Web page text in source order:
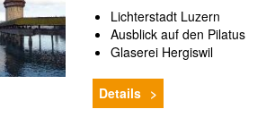
Lichterstadt Luzern
Ausblick auf den Pilatus
Glaserei Hergiswil
Details